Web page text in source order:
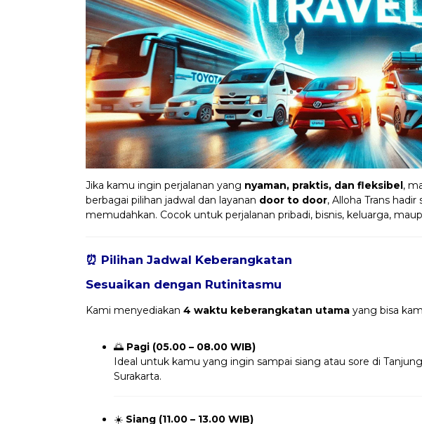
Jika kamu ingin perjalanan yang nyaman, praktis, dan fleksibel,
berbagai pilihan jadwal dan layanan door to door, Alloha Trans
memudahkan. Cocok untuk perjalanan pribadi, bisnis, keluarga,
⏰ Pilihan Jadwal Keberangkatan
Sesuaikan dengan Rutinitasmu
Kami menyediakan 4 waktu keberangkatan utama yang bisa
🌅 Pagi (05.00 – 08.00 WIB)
Ideal untuk kamu yang ingin sampai siang atau sore di
Surakarta.
☀️ Siang (11.00 – 13.00 WIB)